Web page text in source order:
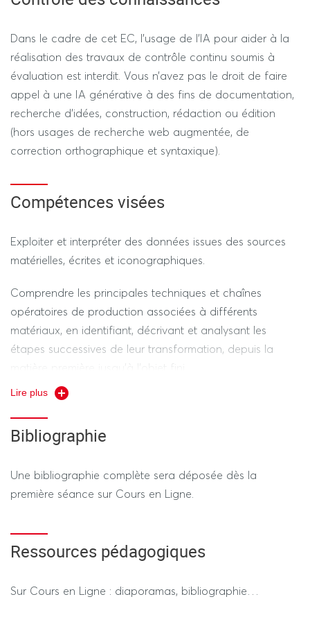
Dans le cadre de cet EC, l’usage de l’IA pour aider à la
réalisation des travaux de contrôle continu soumis à
évaluation est interdit. Vous n’avez pas le droit de faire
appel à une IA générative à des fins de documentation,
recherche d’idées, construction, rédaction ou édition
(hors usages de recherche web augmentée, de
correction orthographique et syntaxique).
Compétences visées
Exploiter et interpréter des données issues des sources
matérielles, écrites et iconographiques.
Comprendre les principales techniques et chaînes
opératoires de production associées à différents
matériaux, en identifiant, décrivant et analysant les
étapes successives de leur transformation, depuis la
matière première jusqu’à l’objet fini.
Maîtriser le cadre méthodologique de l’étude
archéologique appliquée aux productions médiévales.
productions médiévales et leur organisation.
Mobiliser un vocabulaire scientifique et technique
Analyser les relations entre techniques de production,
économiques et sociaux.
Lire plus
Bibliographie
Une bibliographie complète sera déposée dès la
première séance sur Cours en Ligne.
Ressources pédagogiques
Sur Cours en Ligne : diaporamas, bibliographie…